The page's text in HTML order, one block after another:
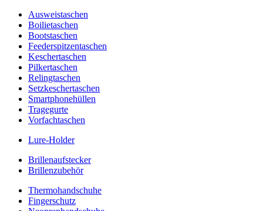
Ausweistaschen
Boilietaschen
Bootstaschen
Feederspitzentaschen
Keschertaschen
Pilkertaschen
Relingtaschen
Setzkeschertaschen
Smartphonehüllen
Tragegurte
Vorfachtaschen
Lure-Holder
Brillenaufstecker
Brillenzubehör
Thermohandschuhe
Fingerschutz